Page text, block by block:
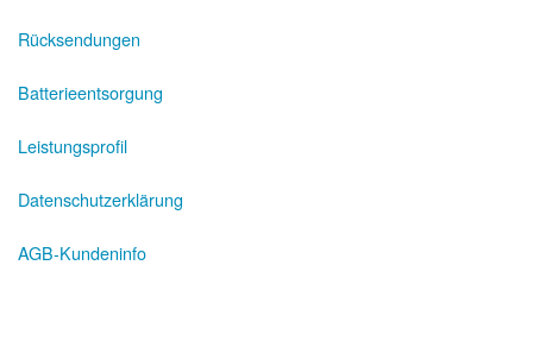
Rücksendungen
Batterieentsorgung
Leistungsprofil
Datenschutzerklärung
AGB-Kundeninfo